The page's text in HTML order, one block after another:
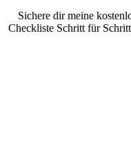
Sichere dir meine
Checkliste Schritt für